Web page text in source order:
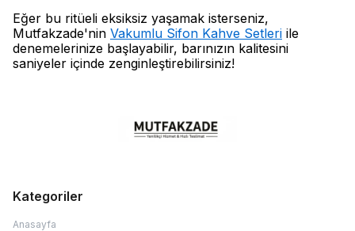
Eğer bu ritüeli eksiksiz yaşamak isterseniz,
Mutfakzade'nin Vakumlu Sifon Kahve Setleri ile
denemelerinize başlayabilir, barınızın kalitesini
saniyeler içinde zenginleştirebilirsiniz!
Kategoriler
Anasayfa